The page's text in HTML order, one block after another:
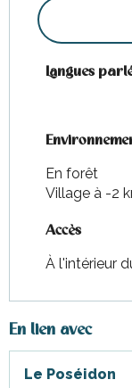
Langues
Langues
En forêt
Village à -2
Accès
Accès
À l'intérieur
En lien avec
Le Poséidon